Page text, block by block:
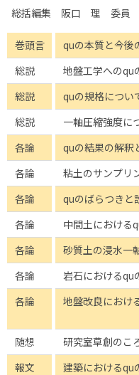
総括編集 阪口 理 委員
巻頭言 quの本質と今後
総説
地盤工学へのqu
総説
quの規格につい
総説
一軸圧縮強度に
各論
quの結果の解釈
各論
粘土のサンプリ
各論
quのばらつきと
各論
中間土における
各論
砂質土の浸水一
各論
岩石におけるqu
各論
地盤改良におけ
随想
研究室草創のこ
報文
建築におけるqu